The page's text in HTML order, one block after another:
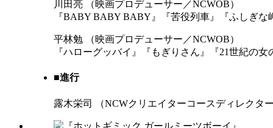
川田亮 （映画プロデューサー／NCWOB）
『BABY BABY BABY』『苦役列車』『ふしぎな
平林勉 （映画プロデューサー／NCWOB）
『ハローグッバイ』『もぎりさん』『21世紀の女
■進行
露木栄司 （NCWクリエイターコースディレクター